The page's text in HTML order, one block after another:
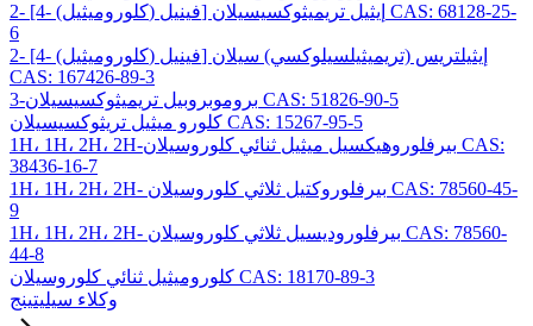
2- [4- (كلوروميثيل) فينيل] إيثيل تريميثوكسيسيلان CAS: 68128-25-
6
2- [4- (كلوروميثيل) فينيل] إيثيلتريس (تريميثيلسيلوكسي) سيلان
CAS: 167426-89-3
3-بروموبروبيل تريميثوكسيسيلان CAS: 51826-90-5
كلورو ميثيل تريثوكسيسيلان CAS: 15267-95-5
1H، 1H، 2H، 2H-بيرفلوروهيكسيل ميثيل ثنائي كلوروسيلان CAS:
38436-16-7
1H، 1H، 2H، 2H- بيرفلوروكتيل ثلاثي كلوروسيلان CAS: 78560-45-
9
1H، 1H، 2H، 2H- بيرفلوروديسيل ثلاثي كلوروسيلان CAS: 78560-
44-8
كلوروميثيل ثنائي كلوروسيلان CAS: 18170-89-3
وكلاء سيليتينج